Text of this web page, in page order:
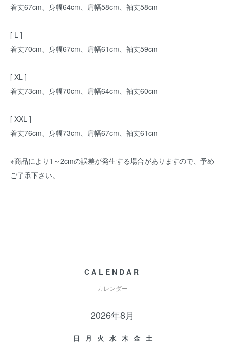
着丈67cm、身幅64cm、肩幅58cm、袖丈58cm
[ L ]
着丈70cm、身幅67cm、肩幅61cm、袖丈59cm
[ XL ]
着丈73cm、身幅70cm、肩幅64cm、袖丈60cm
[ XXL ]
着丈76cm、身幅73cm、肩幅67cm、袖丈61cm
※商品により1～2cmの誤差が発生する場合がありますので、予め
ご了承下さい。
CALENDAR
カレンダー
2026年8月
日 月 火 水 木 金
土